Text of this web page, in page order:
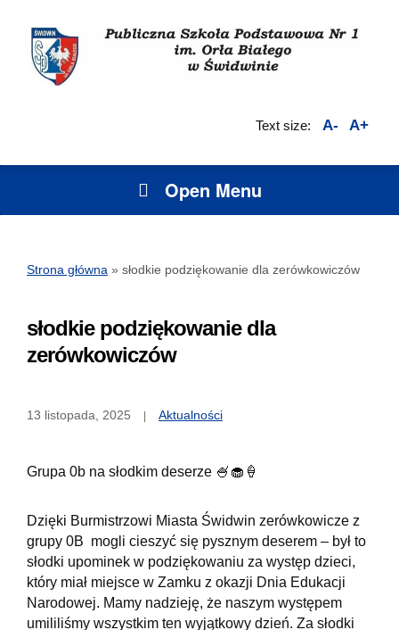
Text size: A- A+
Open Menu
Strona główna » słodkie podziękowanie dla zerówkowiczów
słodkie podziękowanie dla
zerówkowiczów
13 listopada, 2025 Aktualności
Grupa 0b na słodkim deserze 🍧🧁🍦
Dzięki Burmistrzowi Miasta Świdwin zerówkowicze z
grupy 0B mogli cieszyć się pysznym deserem – był to
słodki upominek w podziękowaniu za występ dzieci,
który miał miejsce w Zamku z okazji Dnia Edukacji
Narodowej. Mamy nadzieję, że naszym występem
umililiśmy wszystkim ten wyjątkowy dzień. Za słodki